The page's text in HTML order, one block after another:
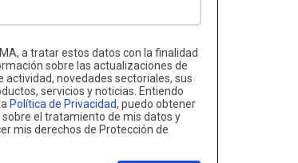
a tratar estos datos con la finalidad
sobre las actualizaciones de
actividad, novedades sectoriales, sus
servicios y noticias. Entiendo
Política de Privacidad, puedo obtener
el tratamiento de mis datos y
mis derechos de Protección de